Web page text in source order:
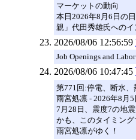
マーケットの動向
本日2026年8月6日の
親」代田秀雄氏への
2026/08/06 12:56:59
Job Openings and
2026/08/06 10:47:45
第771回:停電、断水
雨宮処凛 - 2026年8月5
7月28日、震度7の地
かも、このタイミン
雨宮処凛がゆく！